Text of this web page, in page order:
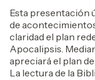
Esta presentación
de
claridad el plan
Apocalipsis.
apreciará el plan
La lectura de la